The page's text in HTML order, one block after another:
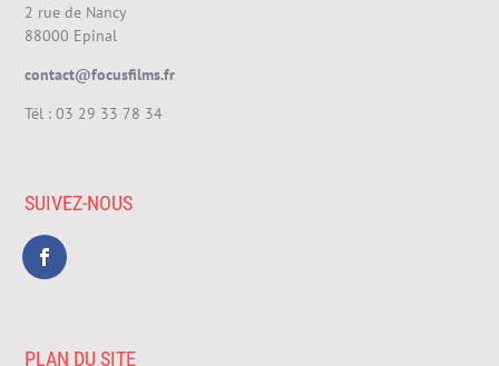
2 rue de Nancy
88000 Epinal
contact@focusfilms.fr
Tél :03 29 33 78 34
SUIVEZ-NOUS
PLAN DU SITE